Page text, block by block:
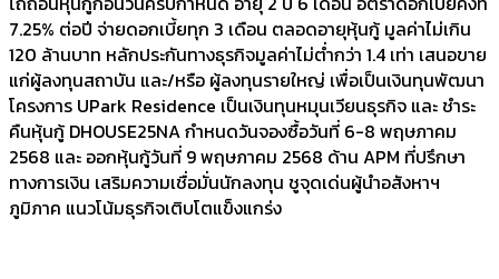
7.25% ต่อปี จ่ายดอกเบี้ยทุก 3 เดือน ตลอดอายุหุ้นกู้ มูลค่าไม่เกิน
120 ล้านบาท หลักประกันทางธุรกิจมูลค่าไม่ต่ำกว่า 1.4 เท่า เสนอขาย
แก่ผู้ลงทุนสถาบัน และ/หรือ ผู้ลงทุนรายใหญ่ เพื่อเป็นเงินทุนพัฒนา
โครงการ UPark Residence เป็นเงินทุนหมุนเวียนธุรกิจ และ ชำระ
คืนหุ้นกู้ DHOUSE25NA กำหนดวันจองซื้อวันที่ 6-8 พฤษภาคม
2568 และ ออกหุ้นกู้วันที่ 9 พฤษภาคม 2568 ด้าน APM ที่ปรึกษา
ทางการเงิน เสริมความเชื่อมั่นนักลงทุน ชูจุดเด่นผู้นำอสังหาฯ
ภูมิภาค แนวโน้มธุรกิจเติบโตแข็งแกร่ง